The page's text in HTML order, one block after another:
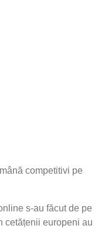
competitivi pe
s-au făcut de pe
cetățenii europeni au